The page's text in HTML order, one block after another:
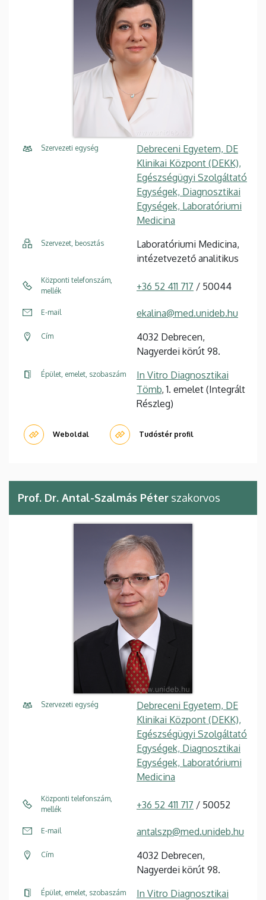
Szervezeti egység
Debreceni Egyetem, DE
Klinikai Központ (DEKK),
Egészségügyi Szolgáltató
Egységek, Diagnosztikai
Egységek, Laboratóriumi
Medicina
Szervezet, beosztás
Laboratóriumi Medicina,
intézetvezető analitikus
Központi telefonszám,
mellék
+36 52 411 717 / 50044
E-mail ekalina@med.unideb.hu
Cím
4032 Debrecen,
Nagyerdei körút 98.
Épület, emelet, szobaszám
In Vitro Diagnosztikai
Tömb, 1. emelet (Integrált
Részleg)
Weboldal Tudóstér profil
Prof. Dr. Antal-Szalmás Péter szakorvos
Szervezeti egység
Debreceni Egyetem, DE
Klinikai Központ (DEKK),
Egészségügyi Szolgáltató
Egységek, Diagnosztikai
Egységek, Laboratóriumi
Medicina
Központi telefonszám,
mellék
+36 52 411 717 / 50052
E-mail antalszp@med.unideb.hu
Cím
4032 Debrecen,
Nagyerdei körút 98.
Épület, emelet, szobaszám In Vitro Diagnosztikai